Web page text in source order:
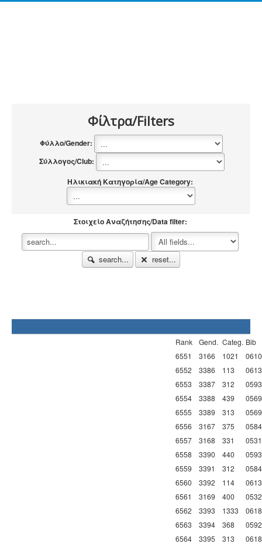
Φίλτρα/Filters
Φύλλο/Gender:
Σύλλογος/Club:
Ηλικιακή Κατηγορία/Age Category:
Στοιχείο Αναζήτησης/Data filter:
search... reset...
Rank Gend. Categ. Bib
6551
3166 1021
6552
3386 113
6553
3387 312
6554
3388 439
6555
3389 313
6556
3167 375
6557
3168 331
6558
3390 440
6559
3391 312
6560
3392 114
6561
3169 400
6562
3393 1333
6563
3394 368
6564
3395 313